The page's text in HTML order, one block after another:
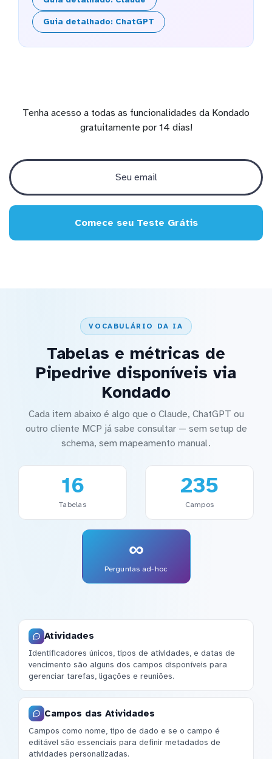
Guia detalhado: ChatGPT
Tenha acesso a todas as funcionalidades da Kondado
gratuitamente por 14 dias!
Comece seu Teste Grátis
VOCABULÁRIO DA IA
Tabelas e métricas de
Pipedrive disponíveis via
Kondado
Cada item abaixo é algo que o Claude, ChatGPT ou
outro cliente MCP já sabe consultar — sem setup de
schema, sem mapeamento manual.
16
Tabelas
235
Campos
∞
Perguntas ad-hoc
Atividades
Identificadores únicos, tipos de atividades, e datas de
vencimento são alguns dos campos disponíveis para
gerenciar tarefas, ligações e reuniões.
Campos das Atividades
Campos como nome, tipo de dado e se o campo é
editável são essenciais para definir metadados de
atividades personalizadas.